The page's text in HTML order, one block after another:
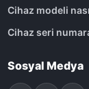
Cihaz modeli
Cihaz seri
Sosyal Medya